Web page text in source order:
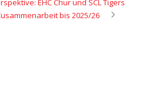
EHC Chur und SCL Tigers
bis 2025/26